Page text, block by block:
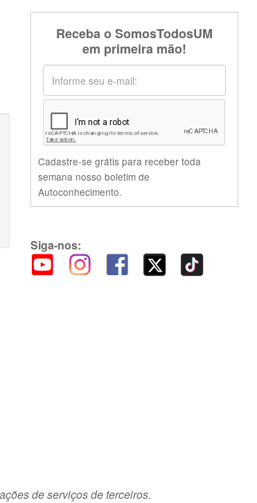
Receba o SomosTodosUM
em primeira mão!
Cadastre-se grátis para receber toda
semana nosso boletim de
Autoconhecimento.
Siga-nos:
de serviços de terceiros.